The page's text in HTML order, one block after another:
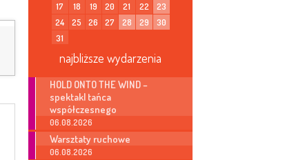
17
18 19 20 21 22
23
24
25 26 27 28 29
30
31
najbliższe wydarzenia
HOLD ONTO THE WIND –
spektakl tańca
współczesnego
06.08.2026
Warsztaty ruchowe
06.08.2026